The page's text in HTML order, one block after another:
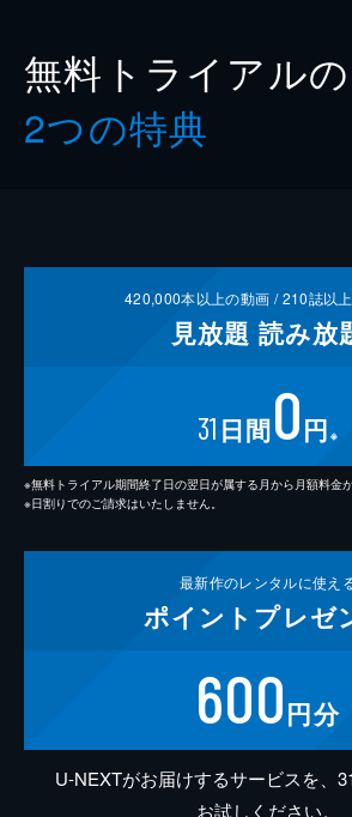
無料トライアルの
2つの特典
420,000本以上の動画 /210誌以
見放題 読み放
31 日間0円 ※
※無料トライアル期間終了日の翌日が属する月から月額料金が
※日割りでのご請求はいたしません。
最新作のレンタルに使え
ポイント プレゼ
600円分
U-NEXTがお届けするサービスを、
お試しください。